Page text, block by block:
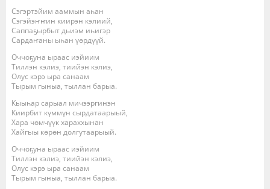
Сэгэртэйим ааммын аһан
Сэгэйэҥҥин киирэн кэлиий,
Саппаҕырбыт дьиэм иһигэр
Сардаҥаны ыһан үөрдүүй.
Оччоҕуна ыраас иэйиим
Тиллэн кэлиэ, тиийэн кэлиэ,
Олус кэрэ ыра санаам
Тырым гыныа, тыллан барыа.
Кыыһар сарыал мичээргинэн
Киирбит күммүн сырдатаарыый,
Хара чөмчүүк хараххынан
Хайгыы көрөн долгутаарыый.
Оччоҕуна ыраас иэйиим
Тиллэн кэлиэ, тиийэн кэлиэ,
Олус кэрэ ыра санаам
Тырым гыныа, тыллан барыа.